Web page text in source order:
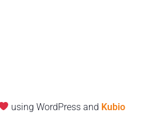
using WordPress and Kubio